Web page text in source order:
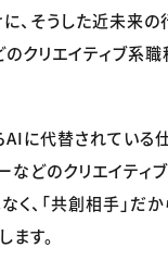
そうした近未来
クリエイティブ系
に代替されている
どのクリエイティ
く、「共創相手」だ
す。